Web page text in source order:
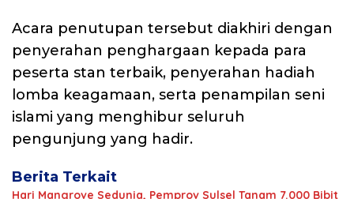
Acara penutupan tersebut diakhiri dengan
penyerahan penghargaan kepada para
peserta stan terbaik, penyerahan hadiah
lomba keagamaan, serta penampilan seni
islami yang menghibur seluruh
pengunjung yang hadir.
Berita Terkait
Hari Mangrove Sedunia, Pemprov Sulsel Tanam 7.000 Bibit